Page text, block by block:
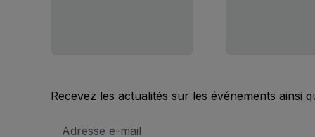
Recevez les actualités sur les événements ainsi
e-